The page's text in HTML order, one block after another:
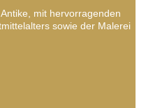
mit hervorragenden
sowie der Malerei